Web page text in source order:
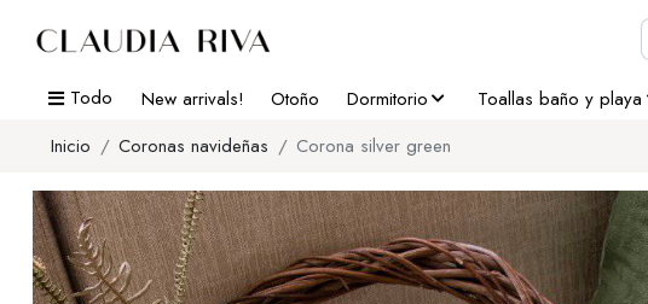
Todo New arrivals! Otoño Dormitorio
Toallas baño y playa
Inicio
Coronas navideñas Corona silver green